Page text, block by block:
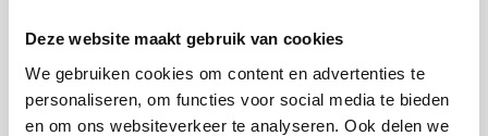
Deze website maakt gebruik van cookies
We gebruiken cookies om content en advertenties te
personaliseren, om functies voor social media te bieden
en om ons websiteverkeer te analyseren. Ook delen we
Gietvloeren in
Oostelbeers
Een gietvloer biedt de combinatie van